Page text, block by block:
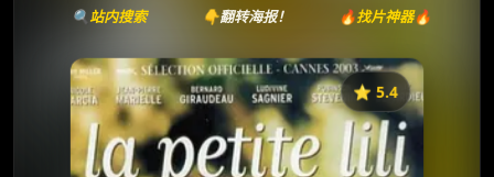
🔍站内搜索 👇翻转海报！ 🔥找片神器🔥
⭐️ 5.4
《小莉莉》
⭐
收藏
⭐️ 评分：5.4 | 🎬 2003年